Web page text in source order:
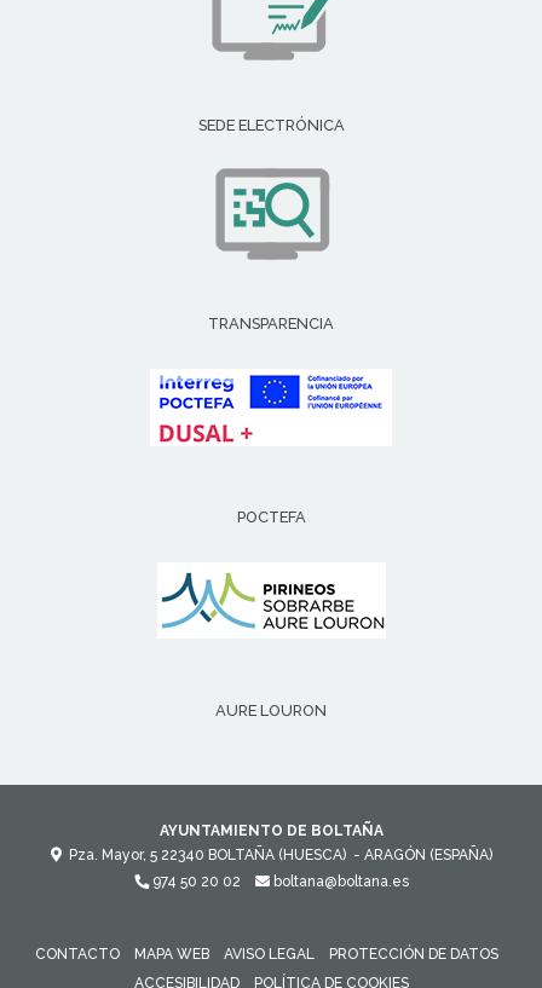
SEDE ELECTRÓNICA
TRANSPARENCIA
POCTEFA
AURE LOURON
AYUNTAMIENTO DE BOLTAÑA
Pza. Mayor, 5 22340 BOLTAÑA (HUESCA) - ARAGÓN (ESPAÑA)
974 50 20 02
boltana@boltana.es
CONTACTO MAPA WEB AVISO LEGAL
PROTECCIÓN DE DATOS
ACCESIBILIDAD
POLÍTICA DE COOKIES